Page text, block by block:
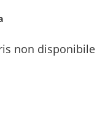
non disponibile